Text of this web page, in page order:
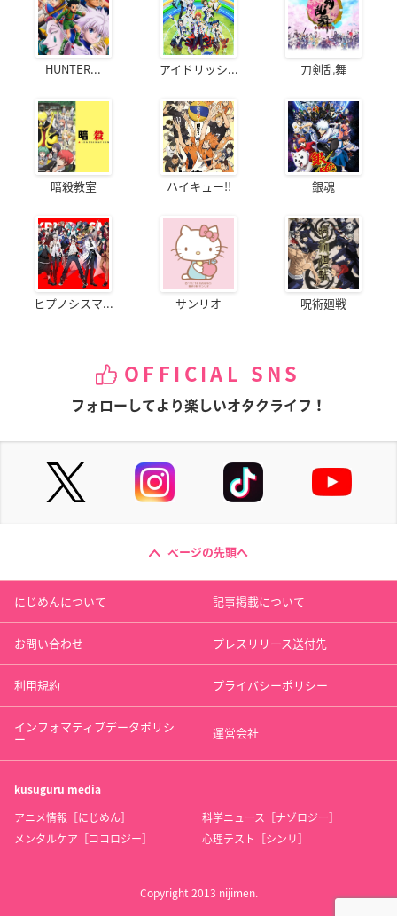
HUNTER... アイドリッシ... 刀剣乱舞
暗殺教室 ハイキュー!! 銀魂
ヒプノシスマ... サンリオ 呪術廻戦
OFFICIAL SNS
フォローしてより楽しいオタクライフ！
ページの先頭へ
にじめんについて 記事掲載について
お問い合わせ プレスリリース送付先
利用規約 プライバシーポリシー
インフォマティブデータポリシ
ー 運営会社
kusuguru media
アニメ情報［にじめん］
科学ニュース［ナゾロジー］
メンタルケア［ココロジー］
心理テスト［シンリ］
Copyright 2013 nijimen.